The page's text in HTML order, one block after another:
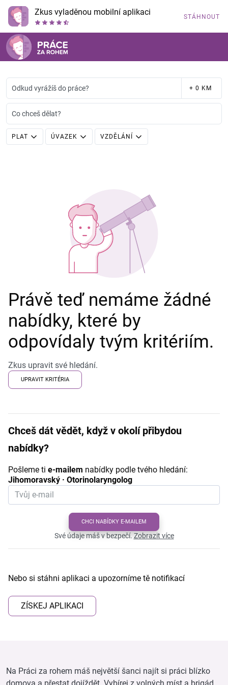
Zkus vyladěnou mobilní aplikaci STÁHNOUT
Odkud vyrážíš do práce? + 0 KM
Co chceš dělat?
PLAT ÚVAZEK VZDĚLÁNÍ
Právě teď nemáme žádné
nabídky, které by
odpovídaly tvým kritériím.
Zkus upravit své hledání.
UPRAVIT KRITÉRIA
Chceš dát vědět, když v okolí přibydou
nabídky?
Pošleme ti e-mailem nabídky podle tvého hledání:
Jihomoravský · Otorinolaryngolog
CHCI NABÍDKY E-MAILEM
Své údaje máš v bezpečí.Zobrazit více
Nebo si stáhni aplikaci a upozorníme tě notifikací
ZÍSKEJ APLIKACI
Na Práci za rohem máš největší šanci najít si práci blízko
domova a přestat dojíždět. Vybírej z volných míst a brigád